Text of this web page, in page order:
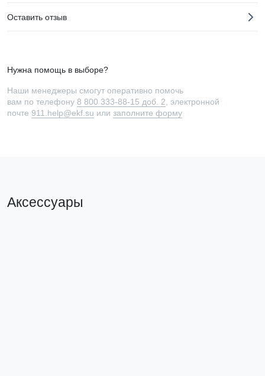
Оставить отзыв
Нужна помощь в выборе?
Наши менеджеры смогут оперативно помочь
вам по телефону 8 800 333-88-15 доб. 2 , электронной
почте 911.help@ekf.su или заполните форму
Аксессуары